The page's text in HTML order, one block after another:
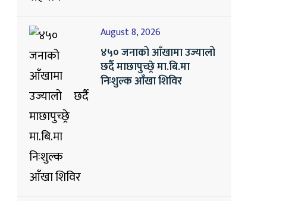
August 8, 2026
४५० जनाको आँखामा उज्यालो
छर्दै माछापुच्छ्रे मा.बि.मा
निःशुल्क आँखा शिविर